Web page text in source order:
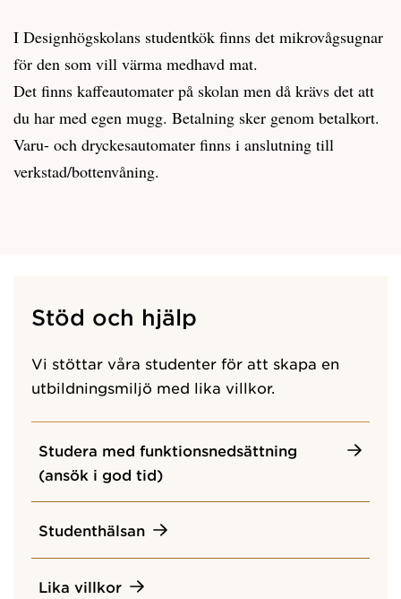
I Designhögskolans studentkök finns det mikrovågsugnar
för den som vill värma medhavd mat.
Det finns kaffeautomater på skolan men då krävs det att
du har med egen mugg. Betalning sker genom betalkort.
Varu- och dryckesautomater finns i anslutning till
verkstad/bottenvåning.
Stöd och hjälp
Vi stöttar våra studenter för att skapa en
utbildningsmiljö med lika villkor.
Studera med funktionsnedsättning
(ansök i god tid)
Studenthälsan
Lika villkor